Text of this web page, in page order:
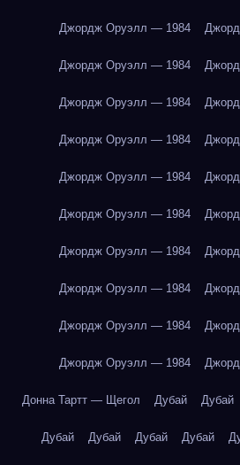
Джордж Оруэлл — 1984
Джордж Оруэлл — 1984
Джордж Оруэлл — 1984
Джордж Оруэлл — 1984
Джордж Оруэлл — 1984
Джордж Оруэлл — 1984
Джордж Оруэлл — 1984
Джордж Оруэлл — 1984
Джордж Оруэлл — 1984
Джордж Оруэлл — 1984
Донна Тартт — Щегол Дубай Дубай
Дубай Дубай Дубай Дубай